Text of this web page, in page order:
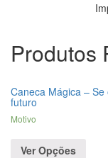
Produtos
Caneca Mágica – Se
futuro
Motivo
Ver Opções